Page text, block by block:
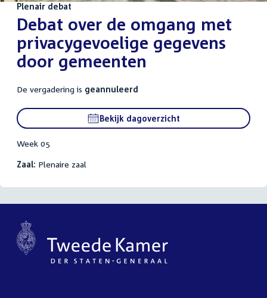
Plenair debat
:Debat over de omgang met
privacygevoelige gegevens
door gemeenten
De vergadering is geannuleerd
Bekijk dagoverzicht
Week 05
Zaal: Plenaire zaal